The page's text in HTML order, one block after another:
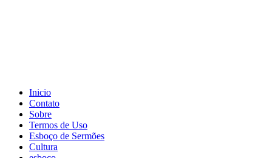
Inicio
Contato
Sobre
Termos de Uso
Esboço de Sermões
Cultura